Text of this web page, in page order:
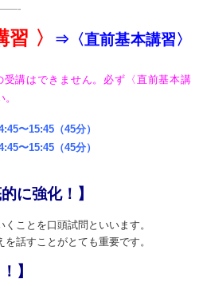
〉
⇒〈直前基本講習〉
講はできません。必ず〈直前基本講
〜15:45（45分）
〜15:45（45分）
に強化！】
ことを口頭試問といいます。
話すことがとても重要です。
】